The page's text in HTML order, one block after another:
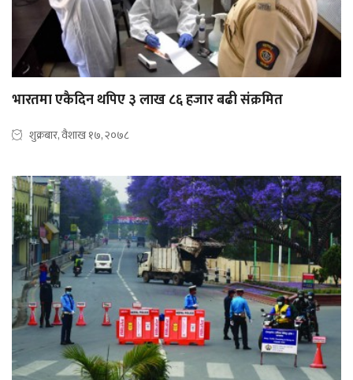
भारतमा एकैदिन थपिए ३ लाख ८६ हजार बढी संक्रमित
शुक्रबार, वैशाख १७, २०७८